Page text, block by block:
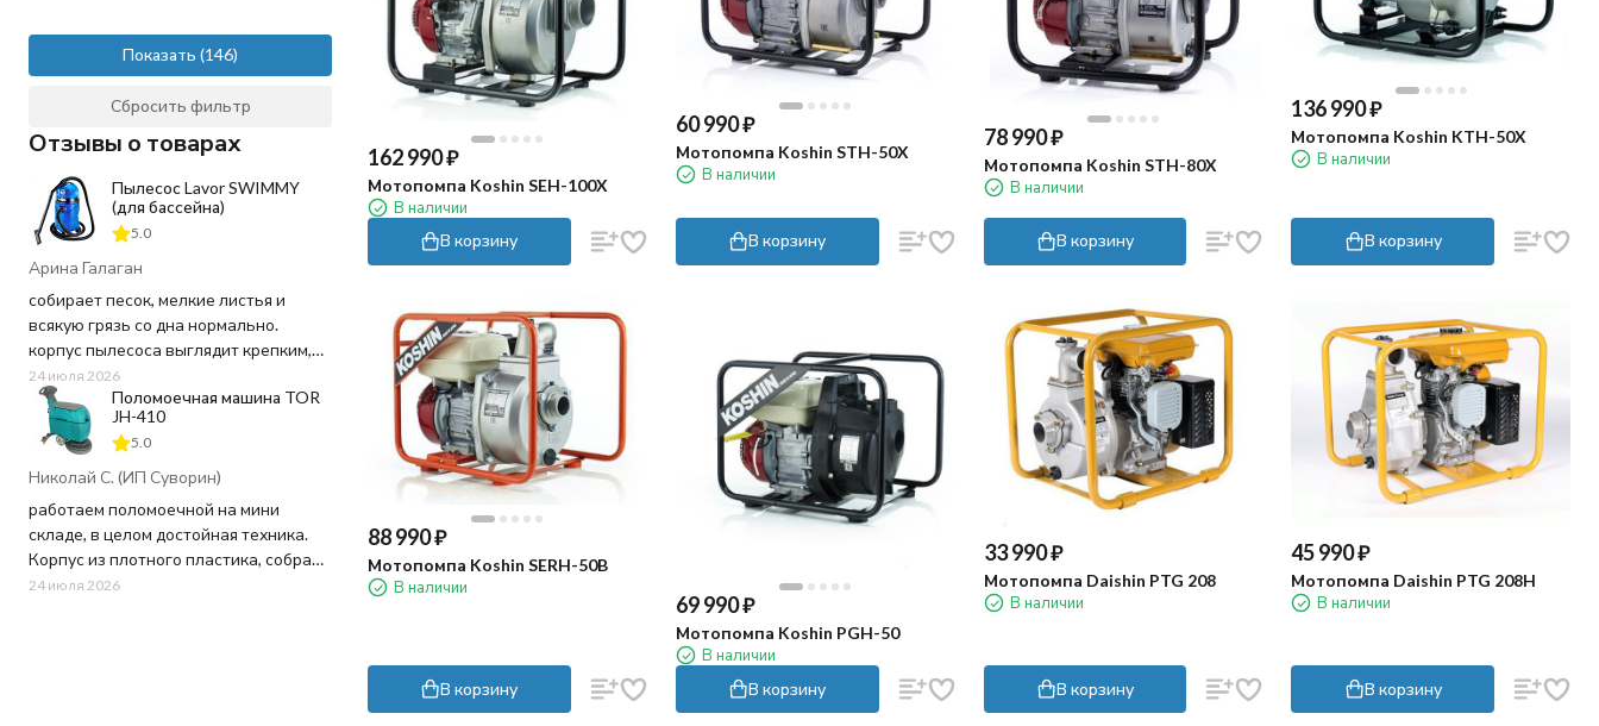
162 990₽
Мотопомпа Koshin SEH-100X
В наличии
В корзину
60 990₽
Мотопомпа Koshin STH-50X
В наличии
В корзину
78 990₽
Мотопомпа Koshin STH-80X
В наличии
В корзину
136 990₽
Мотопомпа Koshin KTH-50X
В наличии
В корзину
88 990₽
Мотопомпа Koshin SERH-50B
В наличии
В корзину
69 990₽
Мотопомпа Koshin PGH-50
В наличии
В корзину
33 990₽
Мотопомпа Daishin PTG 208
В наличии
В корзину
45 990₽
Мотопомпа Daishin PTG 208H
В наличии
В корзину
Показать
Сбросить фильтр
Отзывы о товарах
Пылесос Lavor SWIMMY
(для бассейна)
5.0
Арина Галаган
собирает песок, мелкие листья и
всякую грязь со дна нормально.
корпус пылесоса выглядит крепким,
пластик не "хлипкий", а шланг
достаточно длинный, не пришлось
ничего докупать. Используем для
чистки бассейна 20 кв.м. в частном
доме - хватает мощности и длины
шнура.
Заказ оформили быстро, в магазине
перезвонили почти сразу, уточнили
24 июля 2026
Поломоечная машина TOR
JH-410
5.0
Николай С. (ИП Суворин)
работаем поломоечной на мини
складе, в целом достойная техника.
Корпус из плотного пластика, собран
на совесть - ничего не люфтит и не
24 июля 2026